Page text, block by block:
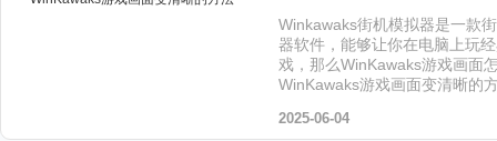
Winkawaks街机模拟器是一款
器软件，能够让你在电脑上玩
戏，那么WinKawaks游戏画面
WinKawaks游戏画面变清晰的
2025-06-04